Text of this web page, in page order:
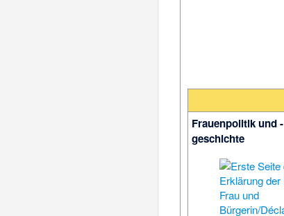
Frauenpolitik und -
geschichte